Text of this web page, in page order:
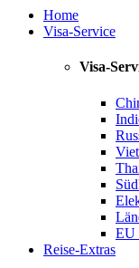
Home
Visa-Service
Visa-
EU
Reise-Extras